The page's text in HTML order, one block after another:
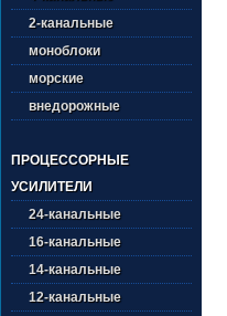
2-канальные
моноблоки
морские
внедорожные
ПРОЦЕССОРНЫЕ
УСИЛИТЕЛИ
24-канальные
16-канальные
14-канальные
12-канальные